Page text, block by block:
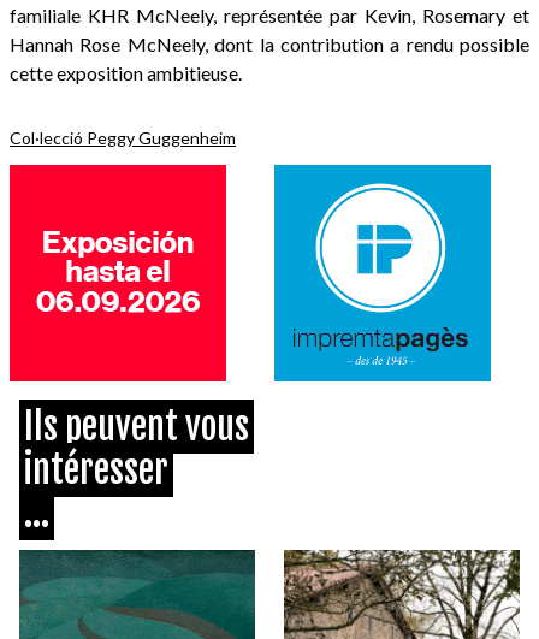
familiale KHR McNeely, représentée par Kevin, Rosemary et
Hannah Rose McNeely, dont la contribution a rendu possible
cette exposition ambitieuse.
Col·lecció Peggy Guggenheim
Ils peuvent vous
intéresser
...